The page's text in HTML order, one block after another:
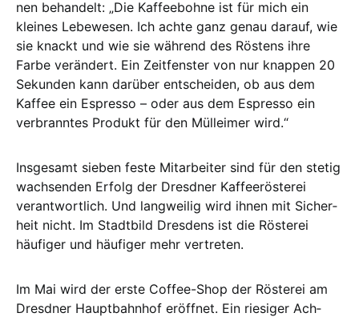
nen be­han­­delt: „Die Kaffeebohne ist für mich ein
kleines Lebewesen. Ich ach­te ganz ge­­nau darauf, wie
sie knackt und wie sie wäh­­rend des Röstens ihre
Farbe ver­ändert. Ein Zeitfenster von nur knappen 20
Se­kunden kann darüber entscheiden, ob aus dem
Kaffee ein Espresso – oder aus dem Espresso ein
verbranntes Pro­dukt für den Mülleimer wird.“
Insgesamt sieben feste Mitarbeiter sind für den stetig
wachsenden Erfolg der Dres­­­dner Kaffeerösterei
verantwortlich. Und langweilig wird ihnen mit Sicher­
heit nicht. Im Stadtbild Dresdens ist die Rös­te­rei
häufiger und häufiger mehr vertreten.
Im Mai wird der erste Coffee-Shop der Rös­terei am
Dresdner Haupt­bahn­hof eröf­fnet. Ein riesiger Ach­